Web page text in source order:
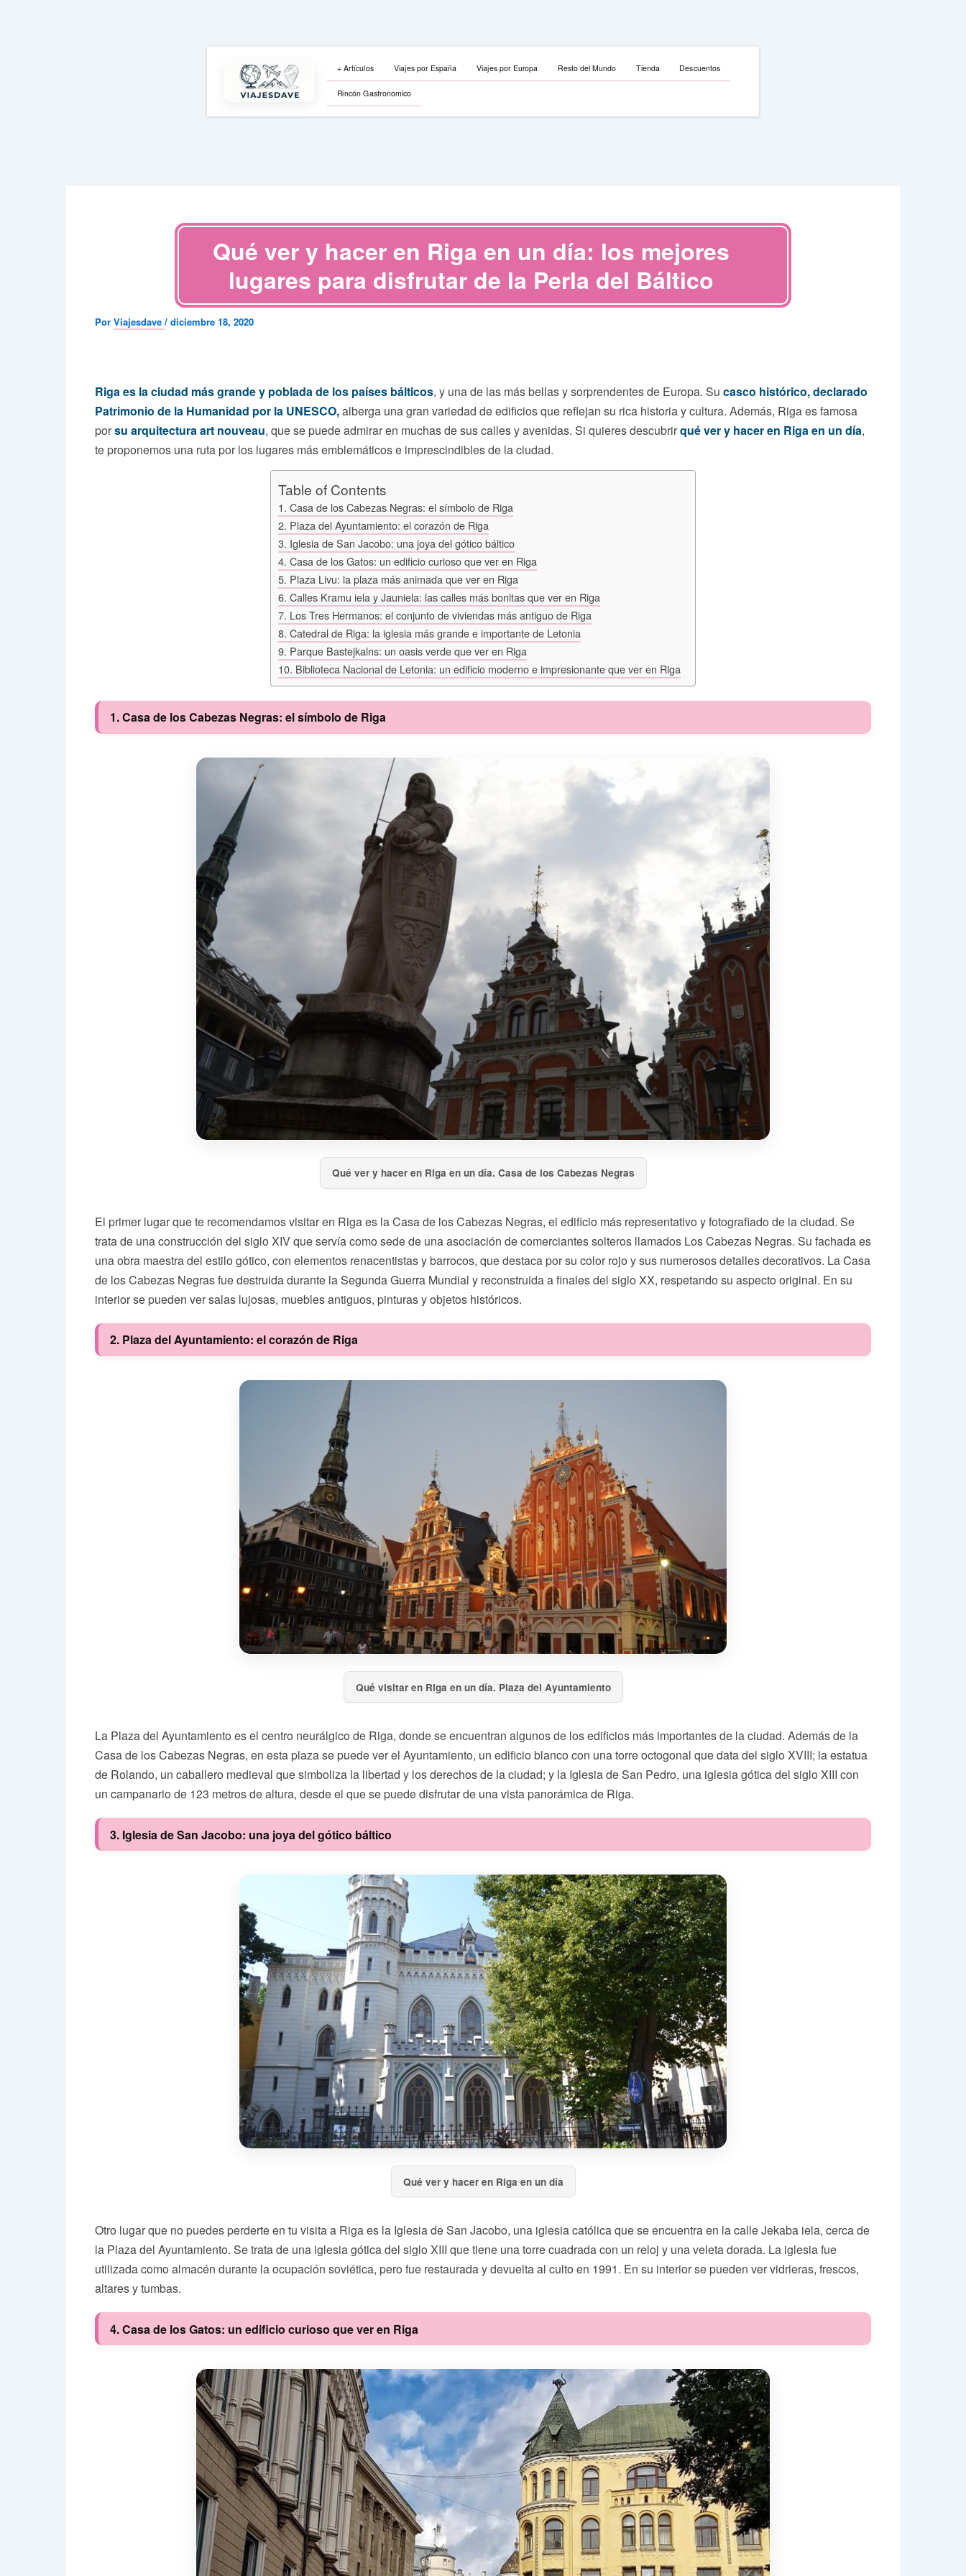
+ Artículos Viajes por España Viajes por Europa Resto del Mundo Tienda Descuentos
Rincón Gastronomico
Qué ver y hacer en Riga en un día: los mejores
lugares para disfrutar de la Perla del Báltico
Por Viajesdave / diciembre 18, 2020
Riga es la ciudad más grande y poblada de los países bálticos, y una de las más bellas y sorprendentes de Europa. Su casco histórico, declarado
Patrimonio de la Humanidad por la UNESCO,alberga una gran variedad de edificios que reflejan su rica historia y cultura. Además, Riga es famosa
porsu arquitectura art nouveau, que se puede admirar en muchas de sus calles y avenidas. Si quieres descubrirqué ver y hacer en Riga en un día,
te proponemos una ruta por los lugares más emblemáticos e imprescindibles de la ciudad.
Table of Contents
1. Casa de los Cabezas Negras: el símbolo de Riga
2. Plaza del Ayuntamiento: el corazón de Riga
3. Iglesia de San Jacobo: una joya del gótico báltico
4. Casa de los Gatos: un edificio curioso que ver en Riga
5. Plaza Livu: la plaza más animada que ver en Riga
6. Calles Kramu iela y Jauniela: las calles más bonitas que ver en Riga
7. Los Tres Hermanos: el conjunto de viviendas más antiguo de Riga
8. Catedral de Riga: la iglesia más grande e importante de Letonia
9. Parque Bastejkalns: un oasis verde que ver en Riga
10. Biblioteca Nacional de Letonia: un edificio moderno e impresionante que ver en Riga
1. Casa de los Cabezas Negras: el símbolo de Riga
Qué ver y hacer en Riga en un día. Casa de los Cabezas Negras
El primer lugar que te recomendamos visitar en Riga es la Casa de los Cabezas Negras, el edificio más representativo y fotografiado de la ciudad. Se
trata de una construcción del siglo XIV que servía como sede de una asociación de comerciantes solteros llamados Los Cabezas Negras. Su fachada es
una obra maestra del estilo gótico, con elementos renacentistas y barrocos, que destaca por su color rojo y sus numerosos detalles decorativos. La Casa
de los Cabezas Negras fue destruida durante la Segunda Guerra Mundial y reconstruida a finales del siglo XX, respetando su aspecto original. En su
interior se pueden ver salas lujosas, muebles antiguos, pinturas y objetos históricos.
2. Plaza del Ayuntamiento: el corazón de Riga
Qué visitar en Riga en un día. Plaza del Ayuntamiento
La Plaza del Ayuntamiento es el centro neurálgico de Riga, donde se encuentran algunos de los edificios más importantes de la ciudad. Además de la
Casa de los Cabezas Negras, en esta plaza se puede ver el Ayuntamiento, un edificio blanco con una torre octogonal que data del siglo XVIII; la estatua
de Rolando, un caballero medieval que simboliza la libertad y los derechos de la ciudad; y la Iglesia de San Pedro, una iglesia gótica del siglo XIII con
un campanario de 123 metros de altura, desde el que se puede disfrutar de una vista panorámica de Riga.
3. Iglesia de San Jacobo: una joya del gótico báltico
Qué ver y hacer en Riga en un día
Otro lugar que no puedes perderte en tu visita a Riga es la Iglesia de San Jacobo, una iglesia católica que se encuentra en la calle Jekaba iela, cerca de
la Plaza del Ayuntamiento. Se trata de una iglesia gótica del siglo XIII que tiene una torre cuadrada con un reloj y una veleta dorada. La iglesia fue
utilizada como almacén durante la ocupación soviética, pero fue restaurada y devuelta al culto en 1991. En su interior se pueden ver vidrieras, frescos,
altares y tumbas.
4. Casa de los Gatos: un edificio curioso que ver en Riga